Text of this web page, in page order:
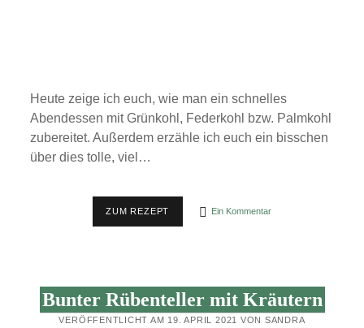
Heute zeige ich euch, wie man ein schnelles
Abendessen mit Grünkohl, Federkohl bzw. Palmkohl
zubereitet. Außerdem erzähle ich euch ein bisschen
über dies tolle, viel…
ZUM REZEPT Ein Kommentar
Bunter Rübenteller mit Kräutern
VERÖFFENTLICHT AM 19. APRIL 2021 VON SANDRA